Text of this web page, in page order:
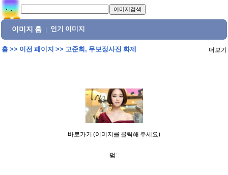
이미지 홈 인기 이미지
홈>> 이전 페이지 >> 고준희, 무보정사진 화제 더보기
바로가기 (이미지를 클릭해 주세요)
펌: